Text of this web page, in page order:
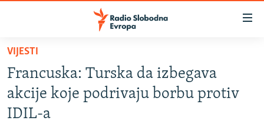
Pređite
glavni
sadržaj
Pređite
na
BOSNA I HERCEGOVINA
SRBIJA
VIJESTI
Francuska: Turska da izbegava
akcije koje podrivaju borbu protiv
IDIL-a